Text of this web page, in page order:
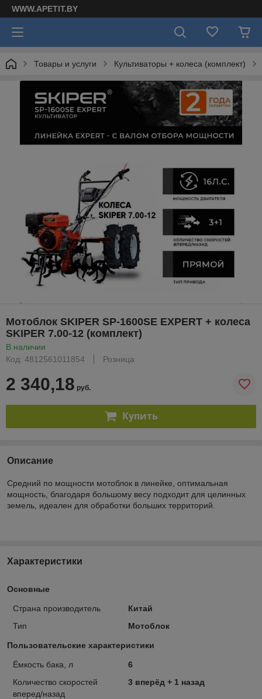
WWW.APETIT.BY
Товары и услуги Культиваторы + колеса (комплект)
Мотоблок SKIPER SP-1600SE EXPERT + колеса
SKIPER 7.00-12 (комплект)
В наличии
Код: 4812561011854
Розница
2 340,18 руб.
Купить
Описание
Средний по мощности мотоблок в линейке, оптимальная
мощность, благодаря большому весу подходит для целинных
земель, идеален для обработки больших территорий.
Характеристики
Основные
Страна производитель
Китай
Тип
Мотоблок
Пользовательские характеристики
Ёмкость бака, л
6
Количество скоростей
вперед/назад
3 вперёд + 1 назад